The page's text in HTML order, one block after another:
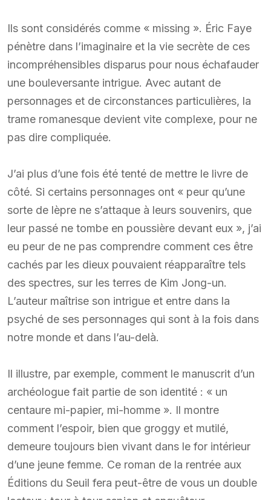
Ils sont considérés comme « missing ». Éric Faye
pénètre dans l’imaginaire et la vie secrète de ces
incompréhensibles disparus pour nous échafauder
une bouleversante intrigue. Avec autant de
personnages et de circonstances particulières, la
trame romanesque devient vite complexe, pour ne
pas dire compliquée.
J’ai plus d’une fois été tenté de mettre le livre de
côté. Si certains personnages ont « peur qu’une
sorte de lèpre ne s’attaque à leurs souvenirs, que
leur passé ne tombe en poussière devant eux », j’ai
eu peur de ne pas comprendre comment ces être
cachés par les dieux pouvaient réapparaître tels
des spectres, sur les terres de Kim Jong-un.
L’auteur maîtrise son intrigue et entre dans la
psyché de ses personnages qui sont à la fois dans
notre monde et dans l’au-delà.
Il illustre, par exemple, comment le manuscrit d’un
archéologue fait partie de son identité : « un
centaure mi-papier, mi-homme ». Il montre
comment l’espoir, bien que groggy et mutilé,
demeure toujours bien vivant dans le for intérieur
d’une jeune femme. Ce roman de la rentrée aux
Éditions du Seuil fera peut-être de vous un double